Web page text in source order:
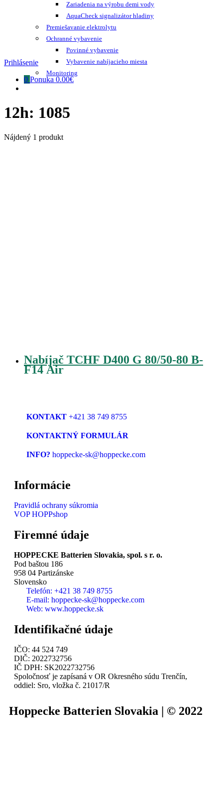
Zariadenia na výrobu demi vody
AquaCheck signalizátor hladiny
Premiešavanie elektrolytu
Ochranné vybavenie
Povinné vybavenie
Vybavenie nabíjacieho miesta
Monitoring
Prihlásenie
0 Ponuka 0.00€
12h: 1085
Nájdený 1 produkt
Nabíjač TCHF D400 G 80/50-80 B-
F14 Air
KONTAKT +421 38 749 8755
KONTAKTNÝ FORMULÁR
INFO? hoppecke-sk@hoppecke.com
Informácie
Pravidlá ochrany súkromia
VOP HOPPshop
Firemné údaje
HOPPECKE Batterien Slovakia, spol. s r. o.
Pod baštou 186
958 04 Partizánske
Slovensko
Telefón: +421 38 749 8755
E-mail: hoppecke-sk@hoppecke.com
Web: www.hoppecke.sk
Identifikačné údaje
IČO: 44 524 749
DIČ: 2022732756
IČ DPH: SK2022732756
Spoločnosť je zapísaná v OR Okresného súdu Trenčín,
oddiel: Sro, vložka č. 21017/R
Hoppecke Batterien Slovakia | © 2022